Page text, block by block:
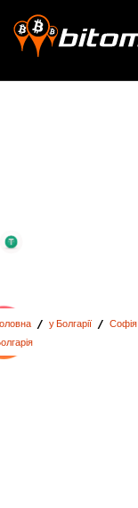
/ у Болгарії / Софія